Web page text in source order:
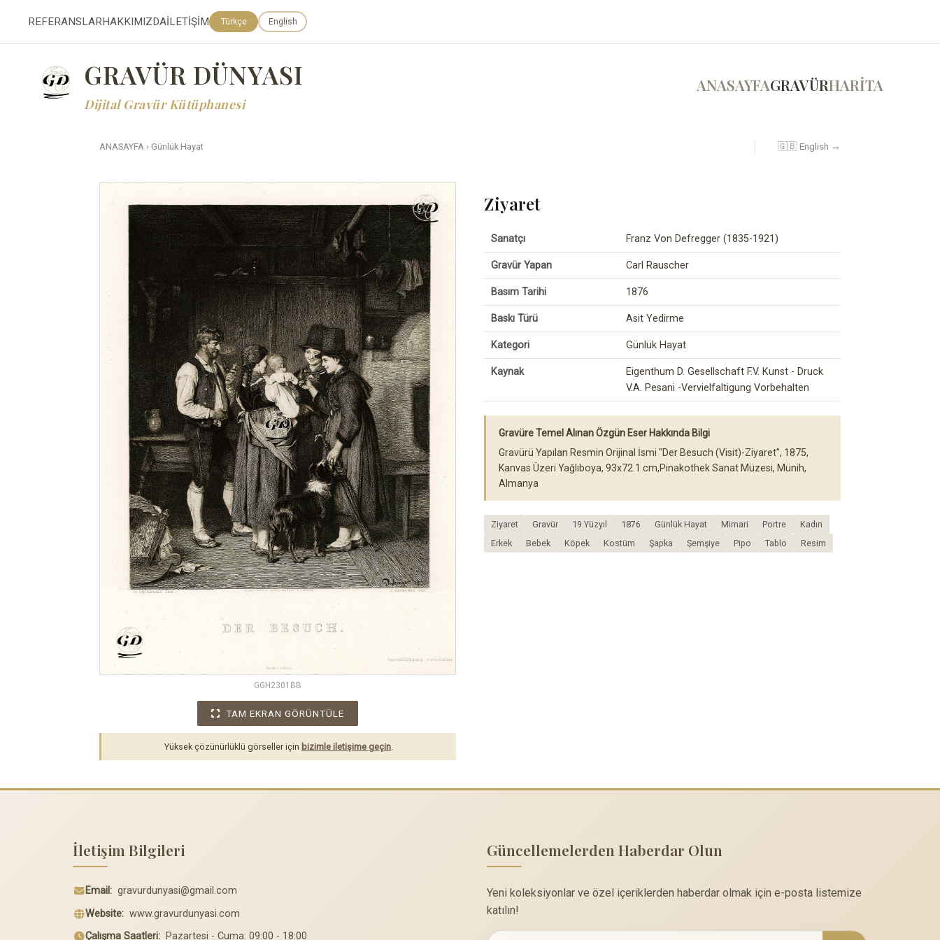
REFERANSLARHAKKIMIZDAİLETİŞİM Türkçe English
GRAVÜR DÜNYASI
Dijital Gravür Kütüphanesi
ANASAYFAGRAVÜRHARİTA
ANASAYFA › Günlük Hayat 🇬🇧 English →
GGH2301BB
TAM EKRAN GÖRÜNTÜLE
Yüksek çözünürlüklü görseller için bizimle iletişime geçin
Ziyaret
Sanatçı Franz Von Defregger (1835-1921)
Gravür Yapan Carl Rauscher
Basım Tarihi 1876
Baskı Türü Asit Yedirme
Kategori Günlük Hayat
Kaynak
Eigenthum D. Gesellschaft F.V. Kunst - Druck
V.A. Pesani -Vervielfaltigung Vorbehalten
Gravüre Temel Alınan Özgün Eser Hakkında Bilgi
Gravürü Yapılan Resmin Orijinal İsmi "Der Besuch (Visit)-Ziyaret", 1875,
Kanvas Üzeri Yağlıboya, 93x72.1 cm,Pinakothek Sanat Müzesi, Münih,
Almanya
Ziyaret Gravür 19.Yüzyıl 1876 Günlük Hayat Mimari Portre
Kadın
Erkek
Bebek Köpek Kostüm Şapka Şemşiye Pipo Tablo Resim
İletişim Bilgileri
Email: gravurdunyasi@gmail.com
Website: www.gravurdunyasi.com
Çalışma Saatleri: Pazartesi - Cuma: 09:00 - 18:00
Güncellemelerden Haberdar Olun
Yeni koleksiyonlar ve özel içeriklerden haberdar olmak için e-posta listemize
katılın!